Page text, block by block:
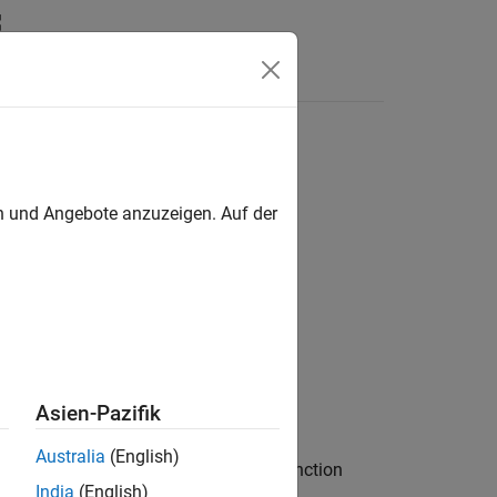
If there are no active axes, the function
Angebote anzuzeigen. Auf der
Asien-Pazifik
Australia (English)
India (English)